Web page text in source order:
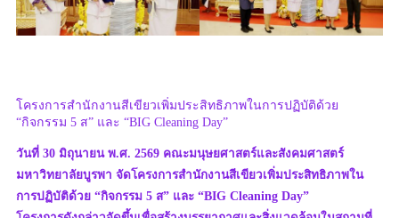
โครงการสำนักงานสีเขียวเพิ่มประสิทธิภาพในการปฏิบัติด้วย
“กิจกรรม 5 ส” และ “BIG Cleaning Day”
วันที่ 30 มิถุนายน พ.ศ. 2569 คณะมนุษยศาสตร์และสังคมศาสตร์
มหาวิทยาลัยบูรพา จัดโครงการสำนักงานสีเขียวเพิ่มประสิทธิภาพใน
การปฏิบัติด้วย “กิจกรรม 5 ส” และ “BIG Cleaning Day”